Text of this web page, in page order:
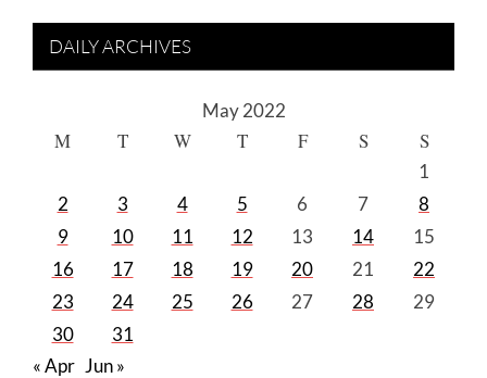
DAILY ARCHIVES
May 2022
M T W T F S S
1
2
3 4 5 6 7
8
9
10 11 12 13 14
15
16
17 18 19 20 21
22
23
24 25 26 27 28
29
30
31
« Apr Jun »